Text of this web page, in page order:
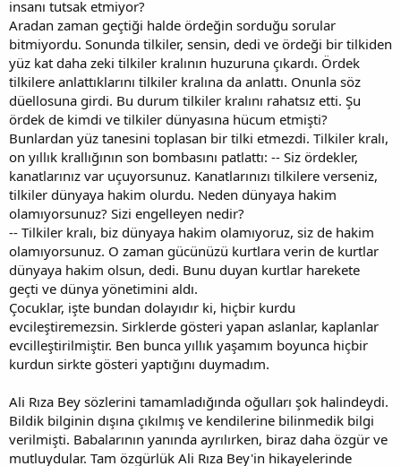
insanı tutsak etmiyor?
Aradan zaman geçtiği halde ördeğin sorduğu sorular
bitmiyordu. Sonunda tilkiler, sensin, dedi ve ördeği bir tilkiden
yüz kat daha zeki tilkiler kralının huzuruna çıkardı. Ördek
tilkilere anlattıklarını tilkiler kralına da anlattı. Onunla söz
düellosuna girdi. Bu durum tilkiler kralını rahatsız etti. Şu
ördek de kimdi ve tilkiler dünyasına hücum etmişti?
Bunlardan yüz tanesini toplasan bir tilki etmezdi. Tilkiler kralı,
on yıllık krallığının son bombasını patlattı: -- Siz ördekler,
kanatlarınız var uçuyorsunuz. Kanatlarınızı tilkilere verseniz,
tilkiler dünyaya hakim olurdu. Neden dünyaya hakim
olamıyorsunuz? Sizi engelleyen nedir?
-- Tilkiler kralı, biz dünyaya hakim olamıyoruz, siz de hakim
olamıyorsunuz. O zaman gücünüzü kurtlara verin de kurtlar
dünyaya hakim olsun, dedi. Bunu duyan kurtlar harekete
geçti ve dünya yönetimini aldı.
Çocuklar, işte bundan dolayıdır ki, hiçbir kurdu
evcileştiremezsin. Sirklerde gösteri yapan aslanlar, kaplanlar
evcilleştirilmiştir. Ben bunca yıllık yaşamım boyunca hiçbir
kurdun sirkte gösteri yaptığını duymadım.
Ali Rıza Bey sözlerini tamamladığında oğulları şok halindeydi.
Bildik bilginin dışına çıkılmış ve kendilerine bilinmedik bilgi
verilmişti. Babalarının yanında ayrılırken, biraz daha özgür ve
mutluydular. Tam özgürlük Ali Rıza Bey'in hikayelerinde